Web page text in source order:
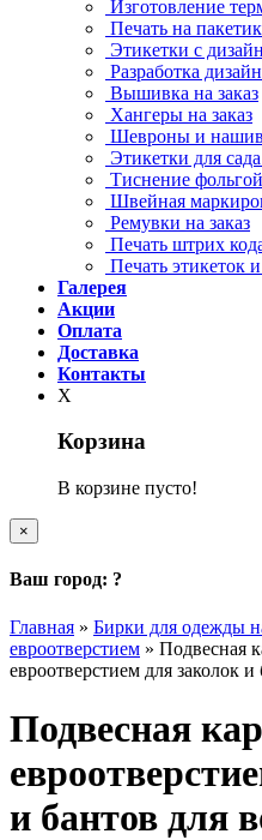
Изготовление
Печать на
Этикетки с
Разработка
Вышивка на заказ
Хангеры на заказ
Шевроны и
Этикетки для
Тиснение фольгой
Швейная
Ремувки на заказ
Печать штрих
Печать этикеток
Галерея
Акции
Оплата
Доставка
Контакты
X
Корзина
В корзине пусто!
×
Ваш город: ?
Главная » Бирки для одежды
евроотверстием » Подвесная
евроотверстием для заколок
Подвесная
и бантов для